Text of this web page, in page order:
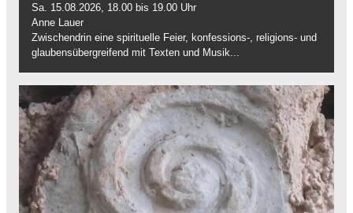
Sa. 15.08.2026, 18.00 bis 19.00 Uhr
Anne Lauer
Zwischendrin eine spirituelle Feier, konfessions-, religions- und
glaubensübergreifend mit Texten und Musik...